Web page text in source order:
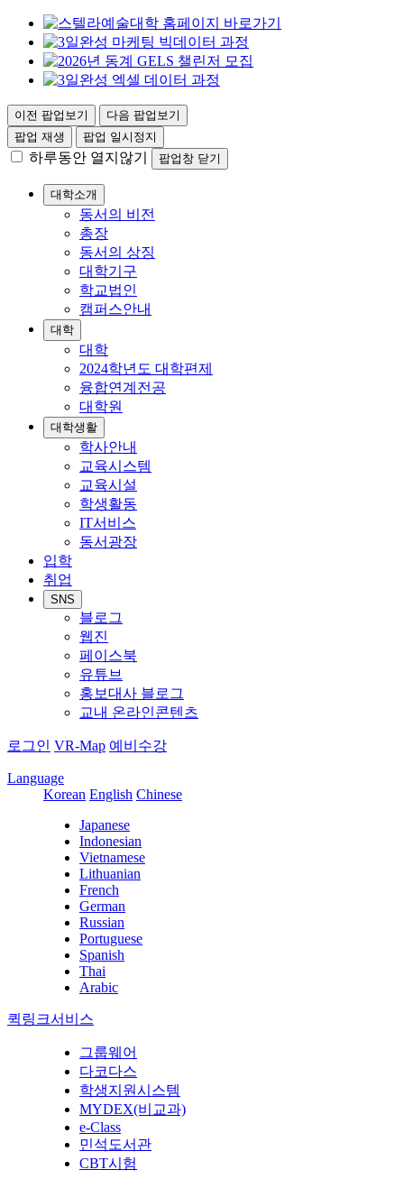
이전 팝업보기
다음 팝업보기
팝업 재생
팝업 일시정지
하루동안 열지않기 팝업창 닫기
대학소개
동서의 비전
총장
동서의 상징
대학기구
학교법인
캠퍼스안내
대학
대학
2024학년도 대학편제
융합연계전공
대학원
대학생활
학사안내
교육시스템
교육시설
학생활동
IT서비스
동서광장
입학
취업
SNS
블로그
웹진
페이스북
유튜브
홍보대사 블로그
교내 온라인콘텐츠
로그인 VR-Map 예비수강
Language
Korean English Chinese
Japanese
Indonesian
Vietnamese
Lithuanian
French
German
Russian
Portuguese
Spanish
Thai
Arabic
퀵링크서비스
그룹웨어
다코다스
학생지원시스템
MYDEX(비교과)
e-Class
민석도서관
CBT시험